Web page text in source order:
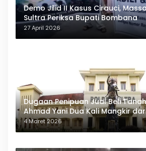
Demo Jilid II Kasus Cirauci,
Sultra Periksa Bupati Bombana
27 April 2026
Dugaan Penipuan Jual Beli
Ahmad Yani Dua Kali Mangkir
Polda Sultra
4 Maret 2026